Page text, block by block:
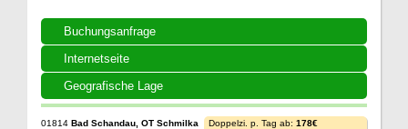
Buchungsanfrage
Internetseite
Geografische Lage
01814 Bad Schandau, OT Schmilka
Doppelzi. p. Tag ab: 178€